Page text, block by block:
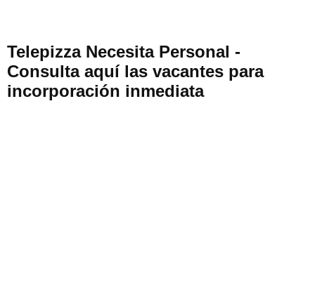
Telepizza Necesita Personal -
Consulta aquí las vacantes para
incorporación inmediata